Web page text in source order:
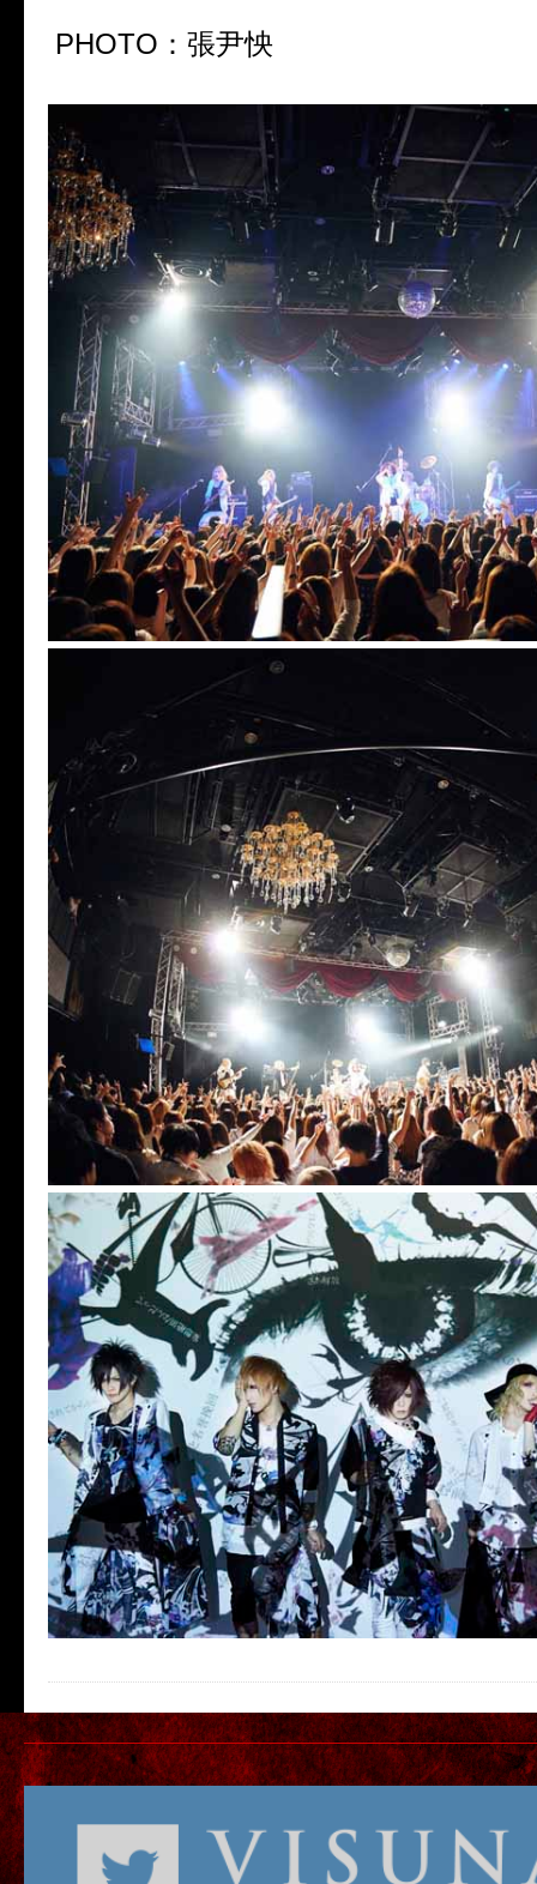
PHOTO：張尹怏